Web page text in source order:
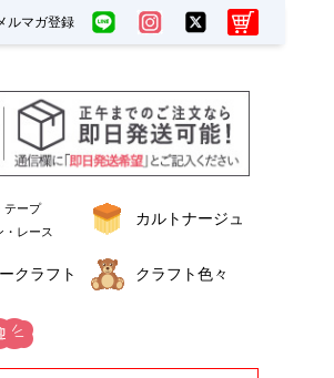
ルマガ登録
テープ
・レース
カルトナージュ
クラフト クラフト色々